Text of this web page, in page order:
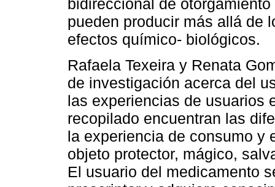
bidireccional de
pueden producir más allá de
efectos químico- biológicos.
Rafaela Texeira y Renata
de investigación acerca del
las experiencias de usuarios
recopilado encuentran las
la experiencia de consumo y
objeto protector, mágico,
El usuario del medicamento